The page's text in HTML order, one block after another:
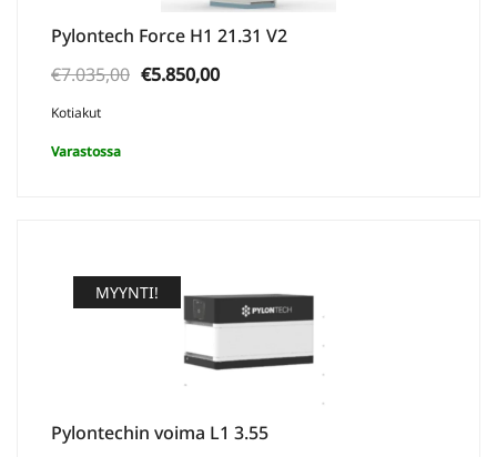
Pylontech Force H1 21.31 V2
€7.035,00 Alkuperäinen
€5.850,00Nykyinen
Kotiakut
Varastossa
MYYNTI!
Pylontechin voima L1 3.55